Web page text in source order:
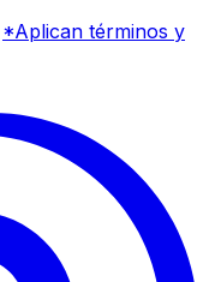
*Aplican términos y